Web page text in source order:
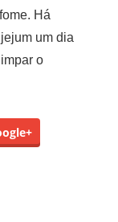
Há
um dia
o